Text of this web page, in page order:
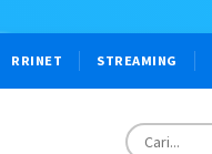
RRINET STREAMING